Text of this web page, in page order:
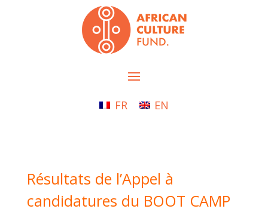
FR EN
Résultats de l’Appel à
candidatures du BOOT CAMP